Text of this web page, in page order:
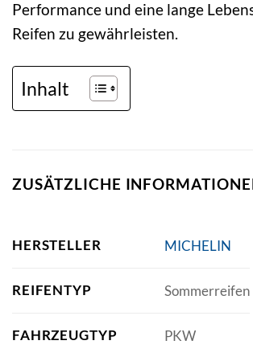
Performance und eine lange
Reifen zu gewährleisten.
Inhalt
ZUSÄTZLICHE
HERSTELLER MICHELIN
REIFENTYP Sommerreifen
FAHRZEUGTYP PKW